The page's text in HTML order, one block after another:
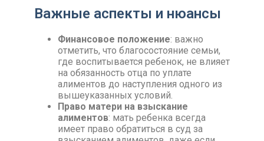
Важные аспекты и нюансы
Финансовое положение: важно
отметить, что благосостояние семьи,
где воспитывается ребенок, не влияет
на обязанность отца по уплате
алиментов до наступления одного из
вышеуказанных условий.
Право матери на взыскание
алиментов: мать ребенка всегда
имеет право обратиться в суд за